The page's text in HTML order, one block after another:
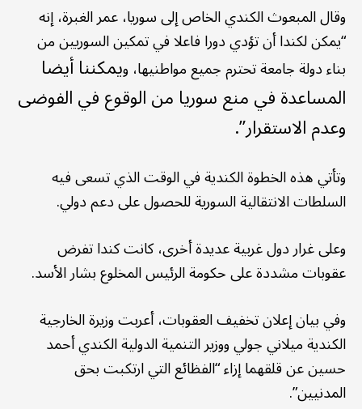
وقال المبعوث الكندي الخاص إلى سوريا، عمر الغبرة، إنه
“يمكن لكندا أن تؤدي دورا فاعلا في تمكين السوريين من
بناء دولة جامعة تحترم جميع مواطنيها، ويمكننا أيضا
المساعدة في منع سوريا من الوقوع في الفوضى
وعدم الاستقرار”.
وتأتي هذه الخطوة الكندية في الوقت الذي تسعى فيه
السلطات الانتقالية السورية للحصول على دعم دولي.
وعلى غرار دول غربية عديدة أخرى، كانت كندا تفرض
عقوبات مشددة على حكومة الرئيس المخلوع بشار الأسد.
وفي بيان إعلان تخفيف العقوبات، أعربت وزيرة الخارجية
الكندية ميلاني جولي ووزير التنمية الدولية الكندي أحمد
حسين عن قلقهما إزاء “الفظائع التي ارتكبت بحق
المدنيين”.